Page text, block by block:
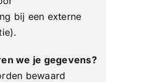
bij een externe
we je gegevens?
bewaard